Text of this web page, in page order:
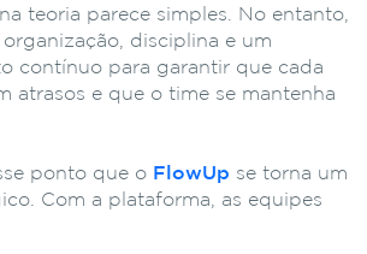
teoria parece simples. No entanto,
disciplina e um
contínuo para garantir que cada
atrasos e que o time se mantenha
ponto que o FlowUp se torna um
Com a plataforma, as equipes